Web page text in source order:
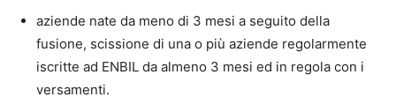
aziende nate da meno di 3 mesi a seguito della
fusione, scissione di una o più aziende regolarmente
iscritte ad ENBIL da almeno 3 mesi ed in regola con i
versamenti.